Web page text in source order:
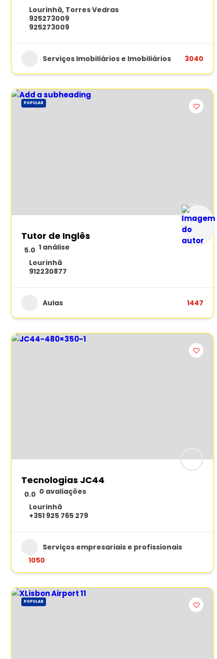
Lourinhã, Torres Vedras
925273009
925273009
Serviços Imobiliários e Imobiliários 3040
POPULAR
Tutor de Inglês
5.0 1 análise
Lourinhã
912230877
Aulas 1447
Tecnologias JC44
0.0 0 avaliações
Lourinhã
+351 925 765 279
Serviços empresariais e profissionais
1050
POPULAR